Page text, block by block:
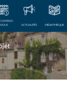
NOUS
ACTUALITÉS MÉDIATHÈQUE